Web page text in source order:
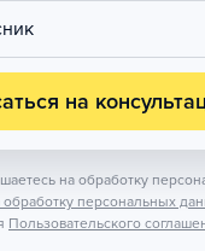
на
на обработку
обработку персональных
Пользовательского